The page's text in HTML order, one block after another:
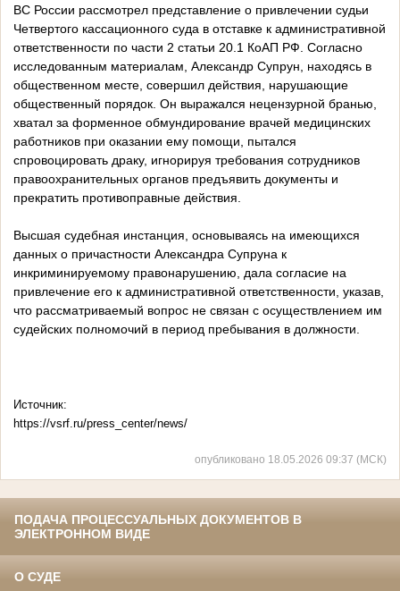
ВС России рассмотрел представление о привлечении судьи
Четвертого кассационного суда в отставке к административной
ответственности по части 2 статьи 20.1 КоАП РФ. Согласно
исследованным материалам, Александр Супрун, находясь в
общественном месте, совершил действия, нарушающие
общественный порядок. Он выражался нецензурной бранью,
хватал за форменное обмундирование врачей медицинских
работников при оказании ему помощи, пытался
спровоцировать драку, игнорируя требования сотрудников
правоохранительных органов предъявить документы и
прекратить противоправные действия.
Высшая судебная инстанция, основываясь на имеющихся
данных о причастности Александра Супруна к
инкриминируемому правонарушению, дала согласие на
привлечение его к административной ответственности, указав,
что рассматриваемый вопрос не связан с осуществлением им
судейских полномочий в период пребывания в должности.
Источник:
https://vsrf.ru/press_center/news/
опубликовано 18.05.2026 09:37 (МСК)
ПОДАЧА ПРОЦЕССУАЛЬНЫХ ДОКУМЕНТОВ В
ЭЛЕКТРОННОМ ВИДЕ
О СУДЕ